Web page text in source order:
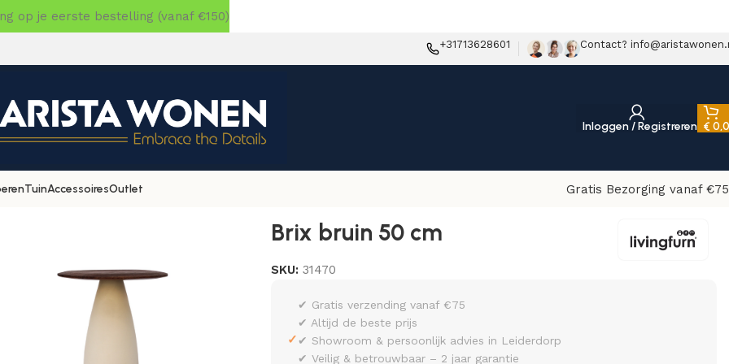
+31713628601 Contact?
Inloggen / Registreren €
TuinAccessoiresOutlet
Gratis Bezorging vanaf
Brix bruin 50 cm
SKU:31470
✓
✔ Gratis verzending vanaf €75
✔ Altijd de beste prijs
✔ Showroom & persoonlijk advies in Leiderdorp
✔ Veilig & betrouwbaar – 2 jaar garantie
op je eerste bestelling (vanaf €150)